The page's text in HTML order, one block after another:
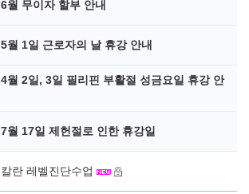
6월 무이자 할부 안내
5월 1일 근로자의 날 휴강 안내
4월 2일, 3일 필리핀 부활절 성금요일 휴강 안
7월 17일 제헌절로 인한 휴강일
칼란 레벨진단수업